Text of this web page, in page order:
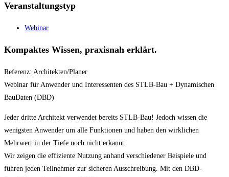
Veranstaltungstyp
Webinar
Kompaktes Wissen, praxisnah erklärt.
Referenz: Architekten/Planer
Webinar für Anwender und Interessenten des STLB-Bau + Dynamischen
BauDaten (DBD)
Jeder dritte Architekt verwendet bereits STLB-Bau! Jedoch wissen die
wenigsten Anwender um alle Funktionen und haben den wirklichen
Mehrwert in der Tiefe noch nicht erkannt.
Wir zeigen die effiziente Nutzung anhand verschiedener Beispiele und
führen jeden Teilnehmer zur sicheren Ausschreibung. Mit den DBD-